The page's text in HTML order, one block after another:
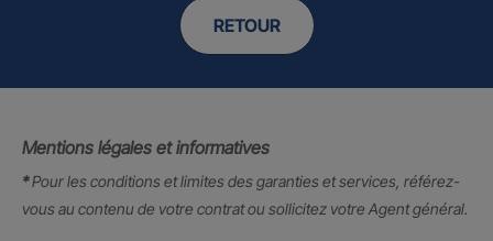
RETOUR
Mentions légales et informatives
*Pour les conditions et limites des garanties et services, référez-
vous au contenu de votre contrat ou sollicitez votre Agent général.